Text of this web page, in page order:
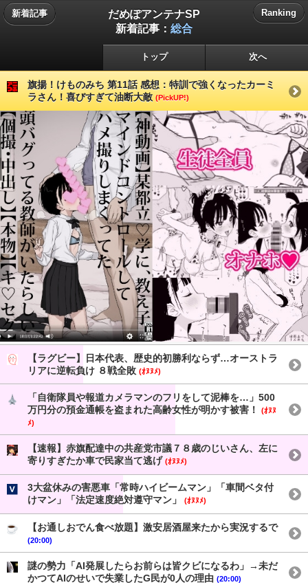
新着記事
だめぽアンテナSP
新着記事： 総合
Ranking
トップ 次へ
旗揚！けものみち 第11話 感想：特訓で強くなったカーミ
ラさん！喜びすぎて油断大敵 (PickUP!)
【ラグビー】日本代表、歴史的初勝利ならず…オーストラ
リアに逆転負け ８戦全敗 (ｵﾇﾇﾒ)
「自衛隊員や報道カメラマンのフリをして泥棒を…」500
万円分の預金通帳を盗まれた高齢女性が明かす被害！
(ｵﾇﾇ
ﾒ)
【速報】赤旗配達中の共産党市議７８歳のじいさん、左に
寄りすぎたか車で民家当て逃げ (ｵﾇﾇﾒ)
3大盆休みの害悪車「常時ハイビームマン」「車間ベタ付
けマン」「法定速度絶対遵守マン」
(ｵﾇﾇﾒ)
【お通しおでん食べ放題】激安居酒屋来たから実況するで
(20:00)
謎の勢力「AI発展したらお前らは皆クビになるわ」→未だ
かつてAIのせいで失業したG民が0人の理由 (20:00)